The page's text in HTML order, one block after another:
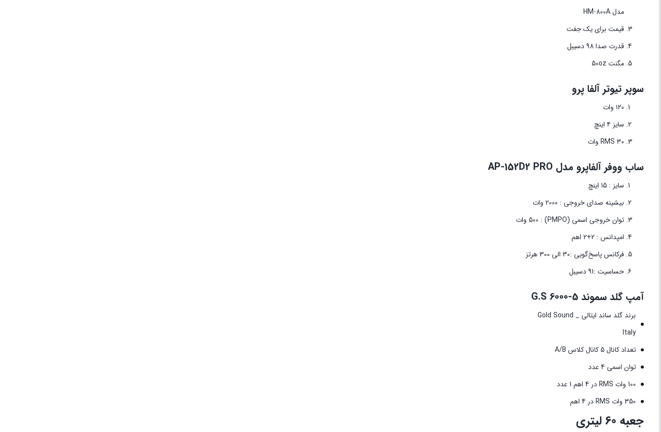
مدل
HM-800A
قیمت برای یک جفت
قدرت صدا 98 دسیبل
مگنت 50oz
سوپر تیوتر آلفا پرو
۱۲۰ وات
سایز ۴ اینچ
RMS ۳۰ وات
ساب ووفر آلفاپرو مدل AP-152D2 PRO
سایز : 15 اینچ
بیشینه صدای خروجی : 2000 وات
توان خروجی اسمی (PMPO) : 500 وات
امپدانس : 2+2 اهم
فرکانس پاسخ‌گویی :30 الی 300 هرتز
حساسیت :91 دسیبل
آمپ گلد سموند G.S 6000-5
برند گلد ساند ایتالی _ Gold Sound
Italy
تعداد کانال 5 کانال کلاس A/B
توان اسمی 4 عدد
100 وات RMS در 4 اهم 1 عدد
350 وات RMS در 4 اهم
جعبه 60 لیتری